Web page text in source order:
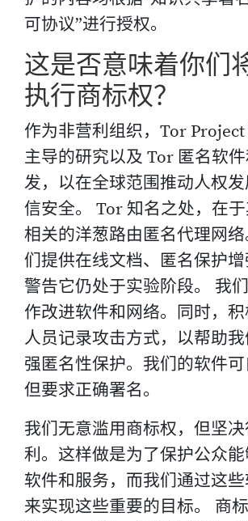
可协议”进行授权。
这是否意味着你们
执行商标权？
作为非营利组织，Tor
主导的研究以及 Tor 匿名软
发，以在全球范围推动人权
信安全。 Tor 知名之处，在
相关的洋葱路由匿名代理网
们提供在线文档、匿名保护
警告它仍处于实验阶段。 我
作改进软件和网络。同时，
人员记录攻击方式，以帮助
强匿名性保护。我们的软件可
但要求正确署名。
我们无意滥用商标权，但坚
利。这样做是为了保护公众
软件和服务，而我们通过这
来实现这些重要的目标。 商